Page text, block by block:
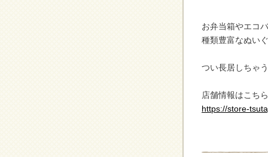
お弁当箱やエコ
種類豊富なぬい
つい長居しちゃ
店舗情報はこちら
https://store-